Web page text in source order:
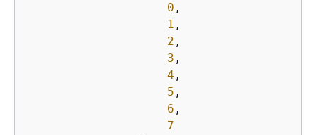
0 ,
1 ,
2 ,
3 ,
4 ,
5 ,
6 ,
7